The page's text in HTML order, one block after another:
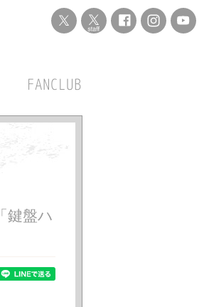
FANCLUB
鍵盤ハ